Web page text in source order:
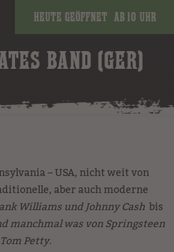
Heute geöffnet ab 10 Uhr
BAND (GER)
– USA, nicht weit von
aber auch moderne
Williams und Johnny Cash bis
manchmal was von Springsteen
Petty.